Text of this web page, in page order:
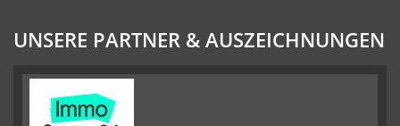
UNSERE PARTNER & AUSZEICHNUNGEN